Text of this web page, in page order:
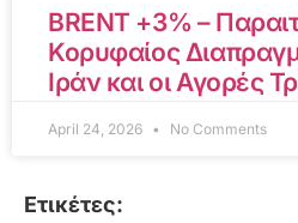
BRENT +3% –
Κορυφαίος
Ιράν και οι Αγορές
April 24, 2026 No Comments
Ετικέτες: